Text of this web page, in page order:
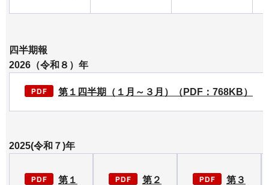
四半期報
2026（令和８）年
第１四半期（１月～３月）（PDF：768KB）
2025(令和７)年
第１
第２
第３